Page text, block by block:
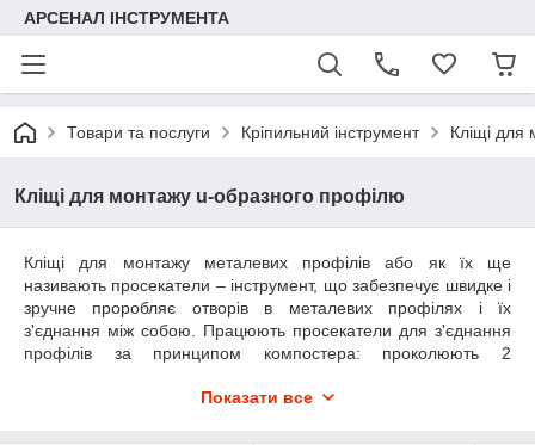
АРСЕНАЛ ІНСТРУМЕНТА
Товари та послуги Кріпильний інструмент Кліщі для
Кліщі для монтажу u-образного профілю
Кліщі для монтажу металевих профілів або як їх ще
називають просекатели – інструмент, що забезпечує швидке і
зручне проробляє отворів в металевих профілях і їх
з'єднання між собою. Працюють просекатели для з'єднання
профілів за принципом компостера: проколюють 2
Кліщі для монтажу U-профілю забезпечують відразу кілька
Показати все